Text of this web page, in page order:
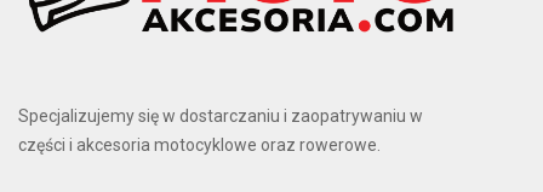
Specjalizujemy się w dostarczaniu i zaopatrywaniu w
części i akcesoria motocyklowe oraz rowerowe.